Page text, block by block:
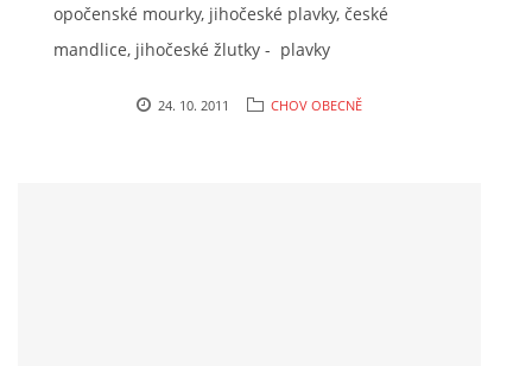
opočenské mourky, jihočeské plavky, české
mandlice, jihočeské žlutky - plavky
24. 10. 2011 CHOV OBECNĚ